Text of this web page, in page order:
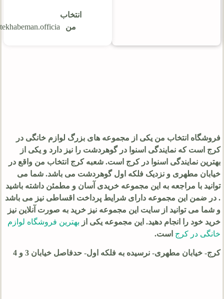
انتخاب
من
فروشگاه انتخاب من یکی از مجموعه های بزرگ لوازم خانگی در
کرج است کهنمایندگی اسنوا در گوهردشت را نیز دارد و یکی از
بهترین نمایندگی اسنوا در کرج است. شعبه کرج انتخاب من واقع در
خیابان مطهری و نزدیک فلکه اول گوهردشت می باشد. شما می
توانید با مراجعه به این مجموعه خریدی آسان و مطمئن داشته باشید
. در ضمن این مجموعه دارای شرایط پرداخت اقساطی نیز می باشد
و شما می توانید از سایت این مجموعه نیز خرید به صورت آنلاین نیز
خرید خود را انجام دهید. این مجموعه یکی از بهترین فروشگاه لوازم
خانگی در کرج است.
کرج- خیابان مطهری- نرسیده به فلکه اول- حدفاصل خیابان 3 و 4